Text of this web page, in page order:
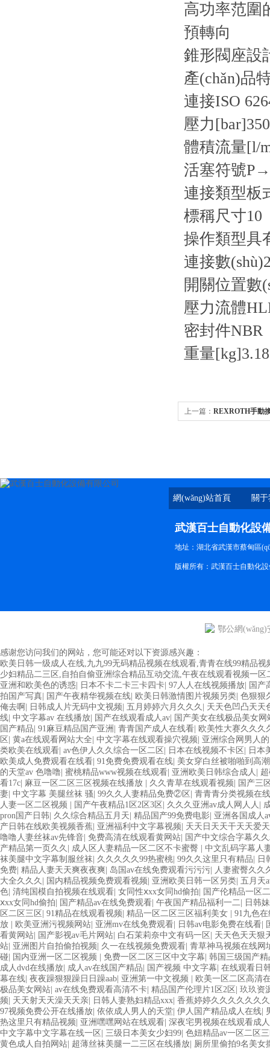
高功率范圍
預轉向
錐形閥座設
產(chǎn)品
連接ISO
壓力[bar]350
體積流量[l/
活塞符號
連接類型板
標稱尺寸10
操作類型具
連接數(shù)
開關位置數
壓力流體
密封件NBR
重量[kg]3.18
上一篇： REXROTH手動
網(wǎng)站首頁 關
武漢百士自動化設
地址：湖北省武漢市蔡甸區
版權所有：武漢百士自動化
鄂公網(wǎng)
感谢您访问我们的网站，您可能还对以下资源感兴趣：
欧美日韩一级成人在线,九九99无码精品视频在线观看,青青在线99精品
少妇精品二三区,自拍自偷亚洲综合精品互动交流,午夜在线观看视频一区
亚洲和欧美色的诱惑
日本不卡二卡三卡四卡 97人人在线视频播放
国产
拍国产写真
国产午夜精华视频在线 欧美日韩激情图片视频另类 色狠狠
俺去啊
日韩成人片无码中文视频 五月婷婷六月久久久
天天色凹凸天天
线 中文字幕av 在线播放 国产在线观看成人av
国产美女在线极品美女网
国产精品 91麻豆精品国产亚洲 青青国产成人在线看 欧美性大赛久久久
区 黄a在线观看网站大全 中文字幕在线观看操穴视频 亚洲综合网男人
类欧美在线观看 av色伊人久久综合一区二区 日本在线视频不卡区
日本
欧美成人免费观看在线看 91免费免费观看在线 美女穿白丝被啪啪到高潮
的天堂av 色噜噜 蜜桃精品www视频在线观看 亚洲欧美日韩综合成人
看17c 麻豆一区二区三区视频在线播放 久久青草在线观看视频
国产三
妻 中文字幕 美腿丝袜 骚 99久久人妻精品免费②区 青青青分类视频在
人妻一区二区视频
国产午夜精品1区2区3区 久久久亚洲av成人网人人
pron国产日韩 久久综合精品五月天 精品国产99免费电影 亚洲各国成人
产日韩在线欧美视频香蕉 亚洲福利中文字幕视频 天天日天天干天天爱
噜噜人妻丝袜av先锋音 免费高清在线观看黄网站
国产中文综合字幕久
产精品第一页久久
成人区人妻精品一区二区不卡蜜臀
中文乱码字幕人
袜美腿中文字幕制服丝袜 久久久久久99热蜜桃 99久久这里只有精品
日
免费 精品人妻天天爽夜夜爽 岛国av在线免费观看污污污 人妻蜜臀久久
大全久久久
国内精品视频免费观看视频 亚洲欧美日韩一区另类 五月天
色 清纯国模自拍视频在线观看 女同性ⅹxx女同hd偷拍
国产伦精品一区
ⅹxx女同hd偷拍
国产精品av在线免费观看 午夜国产精品福利一二
日韩
区二区三区 91精品在线观看视频 精品一区二区三区福利美女
91九色
放
欧美亚洲污视频网站 亚洲mv在线免费观看 日韩av电影免费在线看
看黄网站
国产影视av毛片网站 白石茉莉奈中文有码一区
天天色天天狠
站 亚洲图片自拍偷拍视频 久一在线视频免费观看 青草神马视频在线网
碰
国内亚洲一区二区视频 免费一区二区三区中文字幕 韩国三级国产
成人dvd在线播放 成人av在线国产精品 国产视频 中文字幕 在线观看日
幕在线 夜夜躁狠狠躁日日躁aab 亚洲第一中文视频
欧美一区二区高清
极品美女网站 av在线免费观看高清不卡 精品国产伦理片1区2区 玖玖资
频 天天射天天澡天天亲 日韩人妻熟妇精品xxx 香蕉婷婷久久久久久久
97视频免费公开在线播放 依依成人男人的天堂 伊人国产精品成人在线
热这里只有精品视频 亚洲嘿嘿网站在线观看 深夜宅男视频在线观看成人
中文字幕中文字幕在线一区 三级日本美女少妇99 色妞精品av一区二区
黄色成人自拍网站 超薄丝袜美腿一二三区在线播放 厕所里偷拍9名美女